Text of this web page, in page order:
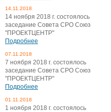
14.11.2018
14 ноября 2018 г. состоялось
заседание Совета СРО Союз
"ПРОЕКТЦЕНТР"
Подробнее
07.11.2018
7 ноября 2018 г. состоялось
заседание Совета СРО Союз
"ПРОЕКТЦЕНТР"
Подробнее
01.11.2018
1 ноября 2018 г. состоялось